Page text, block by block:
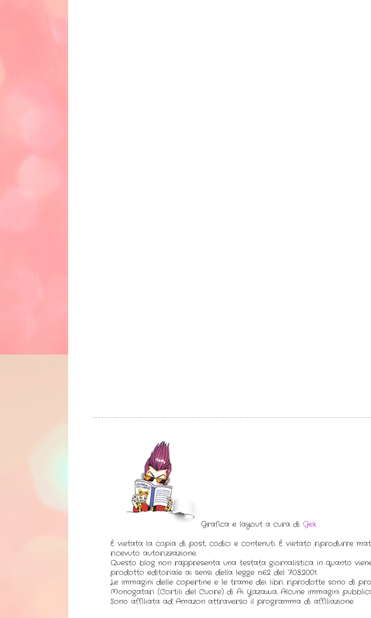
Grafica e layout a cura di Gek
È vietata la copia di post, codici e contenuti. È vietato riprodurre
ricevuto autorizzazione.
Questo blog non rappresenta una testata giornalistica in quanto
prodotto editoriale ai sensi della legge n.62 del 7.03.2001.
Le immagini delle copertine e le trame dei libri riprodotte sono di
Monogatari (Cortili del Cuore) di Ai Yazawa. Alcune immagini
Sono affiliata ad Amazon attraverso il programma di affiliazione